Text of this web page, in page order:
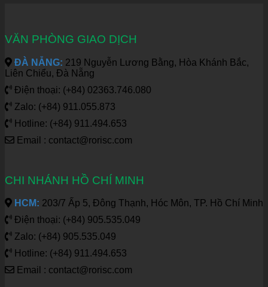
VĂN PHÒNG GIAO DỊCH
ĐÀ NẴNG: 219 Nguyễn Lương Bằng, Hòa Khánh Bắc,
Liên Chiểu, Đà Nẵng
Điện thoại: (+84) 02363.746.080
Zalo: (+84) 911.055.873
Hotline: (+84) 911.494.653
Email : contact@rorisc.com
CHI NHÁNH HỒ CHÍ MINH
HCM: 203/7 Ấp 5, Đông Thạnh, Hóc Môn, TP. Hồ Chí Minh
Điện thoại: (+84) 905.535.049
Zalo: (+84) 905.535.049
Hotline: (+84) 911.494.653
Email : contact@rorisc.com